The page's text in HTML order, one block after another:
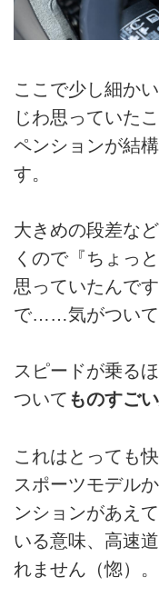
ここで少し細か
じわ思っていた
ペンションが結
す。
大きめの段差な
くので『ちょっ
思っていたんで
で……気がついて
スピードが乗る
ついて ものすご
これはとっても
スポーツモデル
ンションがあえ
いる意味、高速
れません（惚）。